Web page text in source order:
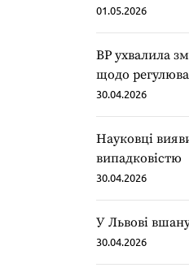
01.05.2026
ВР ухвалила
щодо
30.04.2026
Науковці
випадковістю
30.04.2026
У Львові
30.04.2026